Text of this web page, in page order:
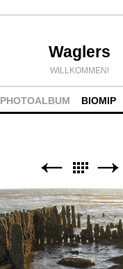
Waglers
WILLKOMMEN!
PHOTOALBUM BIOMIP